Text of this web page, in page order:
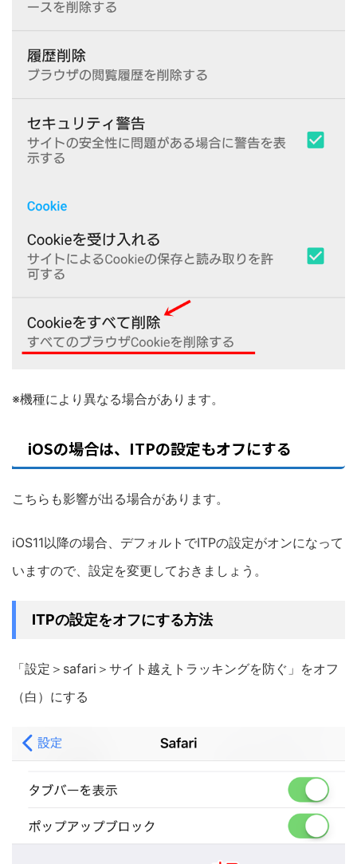
※機種により異なる場合があります。
iOSの場合は、ITPの設定もオフにする
こちらも影響が出る場合があります。
iOS11以降の場合、デフォルトでITPの設定がオンになって
いますので、設定を変更しておきましょう。
ITPの設定をオフにする方法
「設定＞safari＞サイト越えトラッキングを防ぐ」をオフ
（白）にする